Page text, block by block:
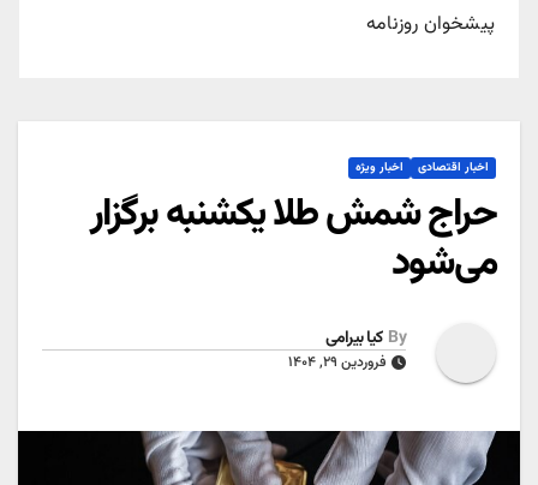
پیشخوان روزنامه
اخبار اقتصادی اخبار ویژه
حراج شمش طلا یکشنبه برگزار
می‌شود
By کیا بیرامی
فروردین ۲۹, ۱۴۰۴